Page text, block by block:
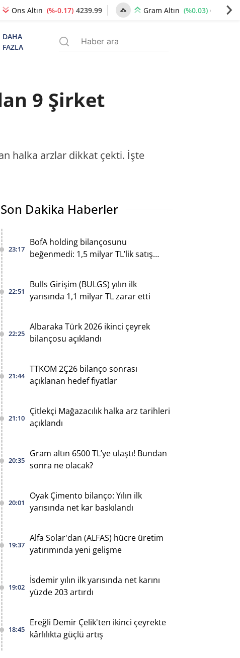
Ons Altın (%-0.17) 4239.99 Gram Altın (%0.03) 6494.57
DAHA
FAZLA
9 Şirket
halka arzlar dikkat çekti. İşte
Son Dakika Haberler
23:17
BofA holding bilançosunu
beğenmedi: 1,5 milyar TL’lik satış
22:51
Bulls Girişim (BULGS) yılın ilk
yarısında 1,1 milyar TL zarar etti
22:25
Albaraka Türk 2026 ikinci çeyrek
bilançosu açıklandı
21:44
TTKOM 2Ç26 bilanço sonrası
açıklanan hedef fiyatlar
21:10
Çitlekçi Mağazacılık halka arz tarihleri
açıklandı
20:35
Gram altın 6500 TL’ye ulaştı! Bundan
sonra ne olacak?
20:01
Oyak Çimento bilanço: Yılın ilk
yarısında net kar baskılandı
19:37
Alfa Solar'dan (ALFAS) hücre üretim
yatırımında yeni gelişme
19:02
İsdemir yılın ilk yarısında net karını
yüzde 203 artırdı
18:45
Ereğli Demir Çelik'ten ikinci çeyrekte
kârlılıkta güçlü artış